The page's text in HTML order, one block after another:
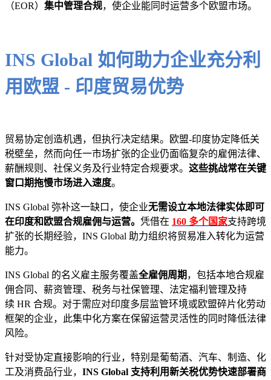
（EOR） 集中管理合规，使企业能同时运营多个欧盟市场。
INS Global 如何助力企业充分利
用欧盟 - 印度贸易优势
贸易协定创造机遇，但执行决定结果。欧盟-印度协定降低关
税壁垒，然而向任一市场扩张的企业仍面临复杂的雇佣法律、
薪酬规则、社保义务及行业特定合规要求。 这些挑战常在关键
窗口期拖慢市场进入速度。
INS Global 弥补这一缺口，使企业无需设立本地法律实体即可
在印度和欧盟合规雇佣与运营。 凭借在 160 多个国家支持跨境
扩张的长期经验，INS Global 助力组织将贸易准入转化为运营
能力。
INS Global 的名义雇主服务覆盖全雇佣周期 ，包括本地合规雇
佣合同、薪资管理、税务与社保管理、法定福利管理及持
续 HR 合规。对于需应对印度多层监管环境或欧盟碎片化劳动
框架的企业，此集中化方案在保留运营灵活性的同时降低法律
风险。
针对受协定直接影响的行业，特别是葡萄酒、汽车、制造、化
工及消费品行业， INS Global 支持利用新关税优势快速部署商